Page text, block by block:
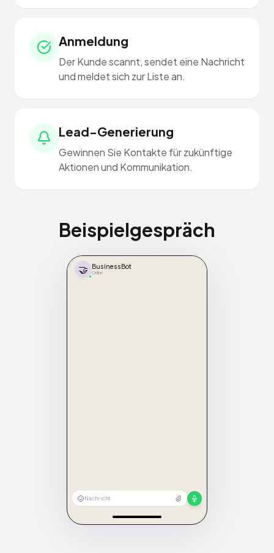
Anmeldung
Der Kunde scannt, sendet eine Nachricht
und meldet sich zur Liste an.
Lead-Generierung
Gewinnen Sie Kontakte für zukünftige
Aktionen und Kommunikation.
Beispielgespräch
🤝 BusinessBot
Online
Nachricht